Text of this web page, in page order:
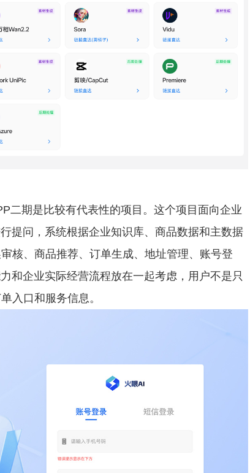
二期是比较有代表性的项目。这个项目面向企业
提问，系统根据企业知识库、商品数据和主数据
核、商品推荐、订单生成、地址管理、账号登
和企业实际经营流程放在一起考虑，用户不是只
入口和服务信息。